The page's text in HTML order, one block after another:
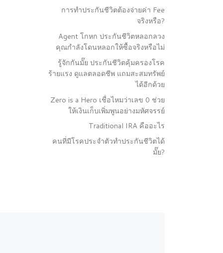
การทำประกันชีวิตต้องจ่ายค่า Fee
จริงหรือ?
Agent โกหก ประกันชีวิตหลอกลวง
คุณกำลังโดนหลอกให้ซื้อจริงหรือไม่
รู้จักกันมั๊ย ประกันชีวิตคุ้มครองโรค
ร้ายแรง ดูแลตลอดชีพ แถมสะสมทรัพย์
ได้อีกด้วย
Zero is a Hero เชื่อไหมว่าเลข 0 ช่วย
ให้เงินเก็บเพิ่มพูนอย่างมหัศจรรย์
Traditional IRA คืออะไร
คนที่มีโรคประจำตัวทำประกันชีวิตได้
มั๊ย?